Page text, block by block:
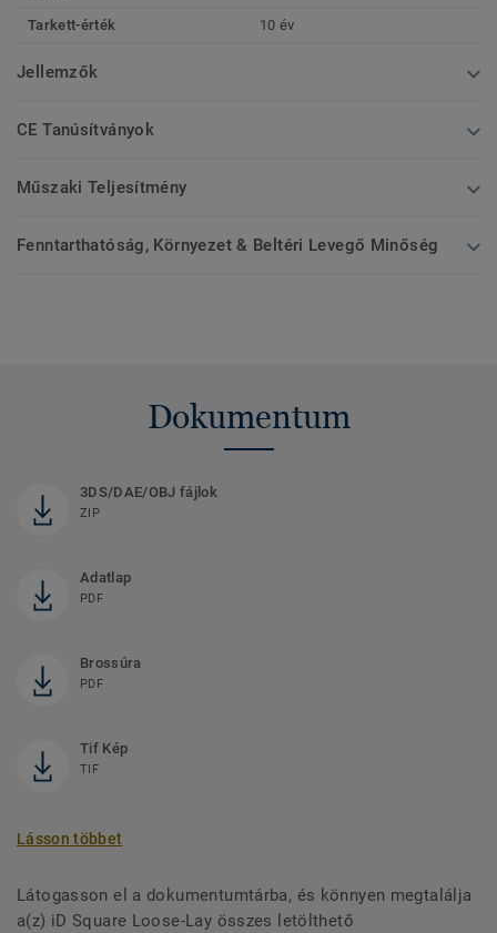
Tarkett-érték 10 év
Jellemzők
CE Tanúsítványok
Műszaki Teljesítmény
Fenntarthatóság, Környezet & Beltéri Levegő Minőség
Dokumentum
3DS/DAE/OBJ fájlok
ZIP
Adatlap
PDF
Brossúra
PDF
Tif Kép
TIF
Lásson többet
Látogasson el a dokumentumtárba, és könnyen megtalálja
a(z) iD Square Loose-Lay összes letölthető